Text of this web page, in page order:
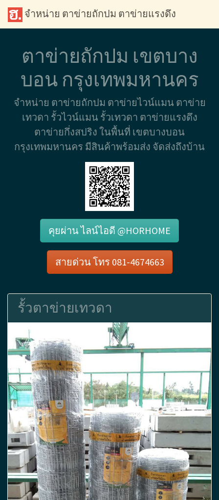
จำหน่าย ตาข่ายถักปม ตาข่ายแรงดึง
ตาข่ายถักปม เขตบาง
บอน กรุงเทพมหานคร
จำหน่าย ตาข่ายถักปม ตาข่ายไวน์แมน ตาข่าย
เทวดา รั้วไวน์แมน รั้วเทวดา ตาข่ายแรงดึง
ตาข่ายกึ่งสปริง ในพื้นที่ เขตบางบอน
กรุงเทพมหานคร มีสินค้าพร้อมส่ง จัดส่งถึงบ้าน
คุยผ่าน ไลน์ไอดี @HORHOME
สายด่วน โทร 081-4674663
รั้วตาข่ายเทวดา